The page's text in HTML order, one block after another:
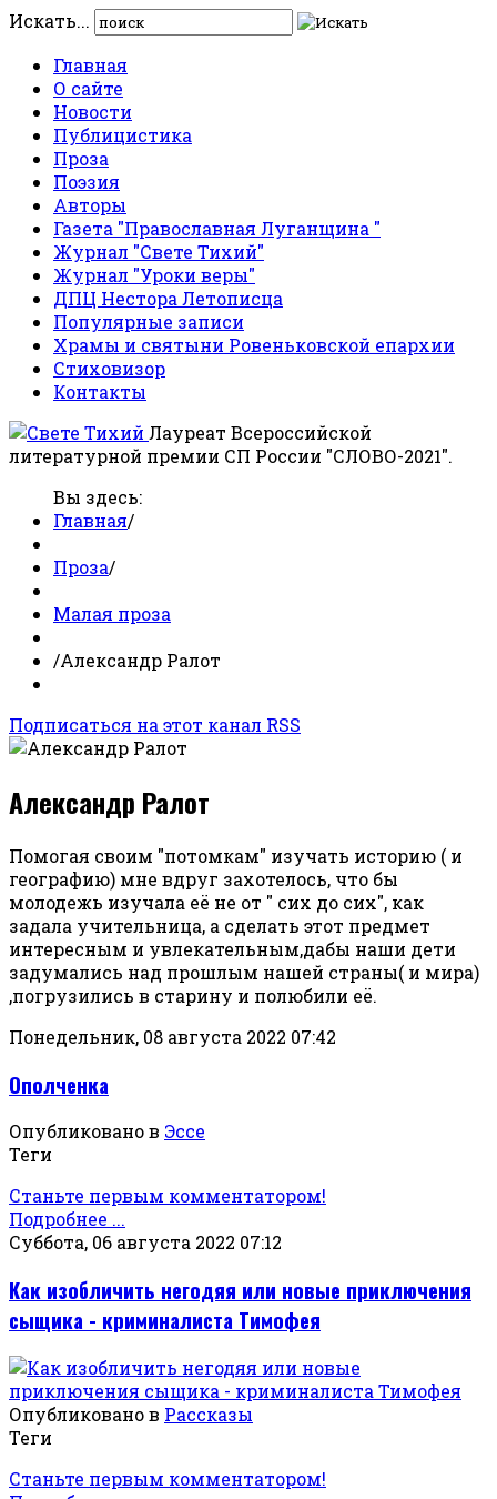
Искать...
Главная
О сайте
Новости
Публицистика
Проза
Поэзия
Авторы
Газета "Православная Луганщина "
Журнал "Свете Тихий"
Журнал "Уроки веры"
ДПЦ Нестора Летописца
Популярные записи
Храмы и святыни Ровеньковской епархии
Стиховизор
Контакты
Лауреат Всероссийской
литературной премии СП России "СЛОВО-2021".
Вы здесь:
Главная/
Проза/
Малая проза
/Александр Ралот
Подписаться на этот канал RSS
Александр Ралот
Помогая своим "потомкам" изучать историю ( и
географию) мне вдруг захотелось, что бы
молодежь изучала её не от " сих до сих", как
задала учительница, а сделать этот предмет
интересным и увлекательным,дабы наши дети
задумались над прошлым нашей страны( и мира)
,погрузились в старину и полюбили её.
Понедельник, 08 августа 2022 07:42
Ополченка
Опубликовано в Эссе
Теги
Станьте первым комментатором!
Подробнее ...
Суббота, 06 августа 2022 07:12
Как изобличить негодяя или новые приключения
сыщика - криминалиста Тимофея
Опубликовано в Рассказы
Теги
Станьте первым комментатором!